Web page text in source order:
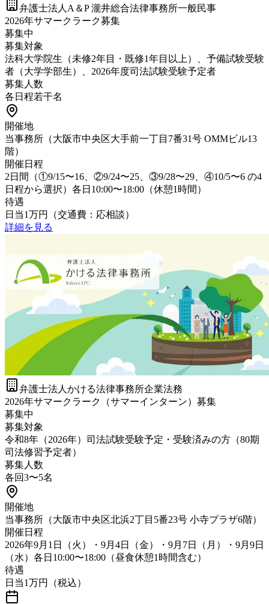
弁護士法人A＆P 瀧井総合法律事務所一般民事
2026年サマークラーク募集
募集中
募集対象
法科大学院生（未修2年目・既修1年目以上）、予備試験受験
者（大学学部生）、2026年度司法試験受験予定者
募集人数
各日程若干名
開催地
当事務所（大阪市中央区大手前一丁目7番31号 OMMビル13
階）
開催日程
2日間（①9/15〜16、②9/24〜25、③9/28〜29、④10/5〜6 の4
日程から選択）各日10:00〜18:00（休憩1時間）
待遇
日当1万円（交通費：応相談）
詳細を見る
弁護士法人かける法律事務所企業法務
2026年サマークラーク（サマーインターン）募集
募集中
募集対象
令和8年（2026年）司法試験受験予定・受験済みの方（80期
司法修習予定者）
募集人数
各回3〜5名
開催地
当事務所（大阪市中央区北浜2丁目5番23号 小寺プラザ6階）
開催日程
2026年9月1日（火）・9月4日（金）・9月7日（月）・9月9日
（水）各日10:00〜18:00（昼食休憩1時間含む）
待遇
日当1万円（税込）